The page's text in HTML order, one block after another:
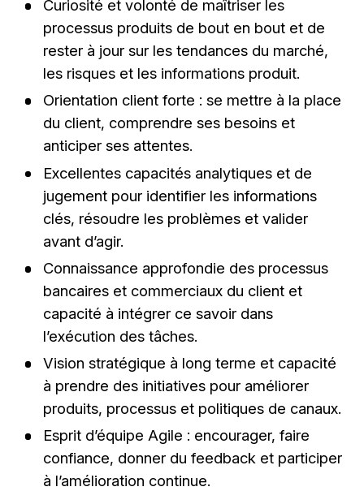
Curiosité et volonté de maîtriser les
processus produits de bout en bout et de
rester à jour sur les tendances du marché,
les risques et les informations produit.
Orientation client forte : se mettre à la place
du client, comprendre ses besoins et
anticiper ses attentes.
Excellentes capacités analytiques et de
jugement pour identifier les informations
clés, résoudre les problèmes et valider
avant d’agir.
Connaissance approfondie des processus
bancaires et commerciaux du client et
capacité à intégrer ce savoir dans
l’exécution des tâches.
Vision stratégique à long terme et capacité
à prendre des initiatives pour améliorer
produits, processus et politiques de canaux.
Esprit d’équipe Agile : encourager, faire
confiance, donner du feedback et participer
à l’amélioration continue.